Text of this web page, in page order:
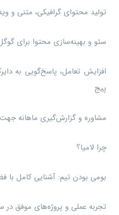
تولید محتوای گرافیکی، متنی و
سئو و بهینه‌سازی محتوا برای
افزایش تعامل، پاسخ‌گویی به
پیج
مشاوره و گزارش‌گیری ماهانه جهت
چرا لامیا؟
بومی بودن تیم: آشنایی کامل با
تجربه عملی و پروژه‌های موفق